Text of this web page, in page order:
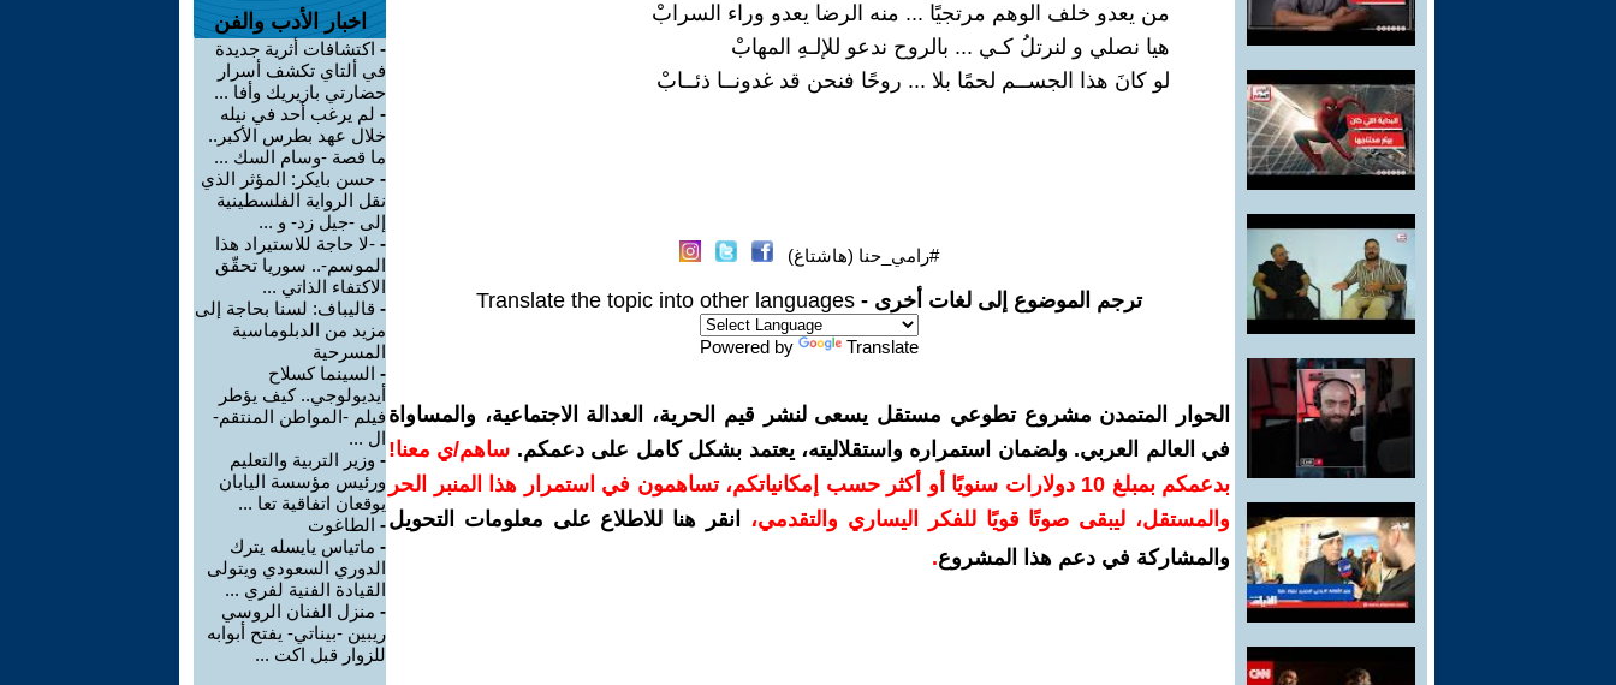
من يعدو خلف الوهم مرتجيًا ... منه الرضا يعدو وراء السرابْ
هيا نصلي و لنرتلُ كـي ... بالروح ندعو للإلـهِ المهابْ
لو كانَ هذا الجســم لحمًا بلا ... روحًا فنحن قد غدونــا ذئــابْ
#رامي_حنا (هاشتاغ)
ترجم الموضوع إلى لغات أخرى - Translate the topic into other languages
Powered by Translate
الحوار المتمدن مشروع تطوعي مستقل يسعى لنشر قيم الحرية، العدالة الاجتماعية، والمساواة
في العالم العربي. ولضمان استمراره واستقلاليته، يعتمد بشكل كامل على دعمكم. ساهم/ي معنا!
بدعمكم بمبلغ 10 دولارات سنويًا أو أكثر حسب إمكانياتكم، تساهمون في استمرار هذا المنبر الحر
والمستقل، ليبقى صوتًا قويًا للفكر اليساري والتقدمي،
انقر هنا للاطلاع على معلومات التحويل
والمشاركة في دعم هذا المشروع.
اخبار الأدب والفن
- اكتشافات أثرية جديدة
في ألتاي تكشف أسرار
حضارتي بازيريك وأفا ...
- لم يرغب أحد في نيله
خلال عهد بطرس الأكبر..
ما قصة -وسام السك ...
- حسن بايكر: المؤثر الذي
نقل الرواية الفلسطينية
إلى -جيل زد- و ...
- -لا حاجة للاستيراد هذا
الموسم-.. سوريا تحقّق
الاكتفاء الذاتي ...
- قاليباف: لسنا بحاجة إلى
مزيد من الدبلوماسية
المسرحية
- السينما كسلاح
أيديولوجي.. كيف يؤطر
فيلم -المواطن المنتقم-
ال ...
- وزير التربية والتعليم
ورئيس مؤسسة اليابان
يوقعان اتفاقية تعا ...
- الطاغوت
- ماتياس يايسله يترك
الدوري السعودي ويتولى
القيادة الفنية لفري ...
- منزل الفنان الروسي
ريبين -بيناتي- يفتح أبوابه
للزوار قبل اكت ...